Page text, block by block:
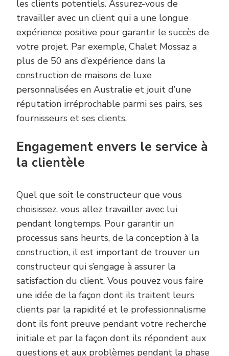
les clients potentiels. Assurez-vous de
travailler avec un client qui a une longue
expérience positive pour garantir le succès de
votre projet. Par exemple, Chalet Mossaz a
plus de 50 ans d’expérience dans la
construction de maisons de luxe
personnalisées en Australie et jouit d’une
réputation irréprochable parmi ses pairs, ses
fournisseurs et ses clients.
Engagement envers le service à
la clientèle
Quel que soit le constructeur que vous
choisissez, vous allez travailler avec lui
pendant longtemps. Pour garantir un
processus sans heurts, de la conception à la
construction, il est important de trouver un
constructeur qui s’engage à assurer la
satisfaction du client. Vous pouvez vous faire
une idée de la façon dont ils traitent leurs
clients par la rapidité et le professionnalisme
dont ils font preuve pendant votre recherche
initiale et par la façon dont ils répondent aux
questions et aux problèmes pendant la phase